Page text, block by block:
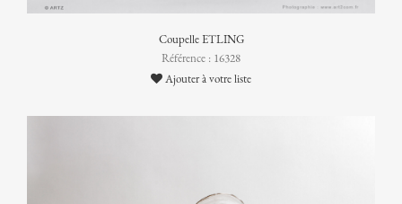
Coupelle ETLING
Référence : 16328
Ajouter à votre liste